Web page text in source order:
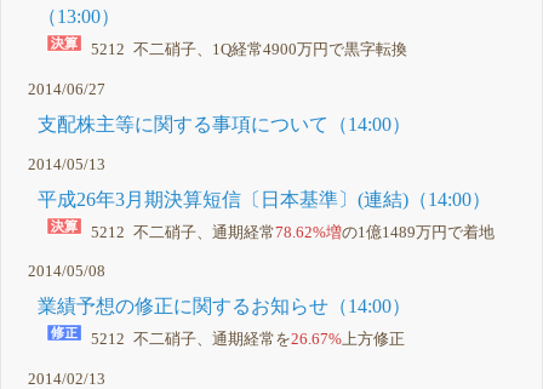
（13:00）
5212 不二硝子、1Q経常4900万円で黒字転換
2014/06/27
支配株主等に関する事項について（14:00）
2014/05/13
平成26年3月期決算短信〔日本基準〕(連結)（14:00）
5212 不二硝子、通期経常78.62%増の1億1489万円で着地
2014/05/08
業績予想の修正に関するお知らせ（14:00）
5212 不二硝子、通期経常を26.67%上方修正
2014/02/13